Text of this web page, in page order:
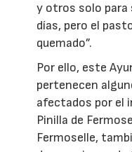
y otros solo para
días, pero el
quemado”.
Por ello, este
pertenecen
afectados por el
Pinilla de
Fermoselle,